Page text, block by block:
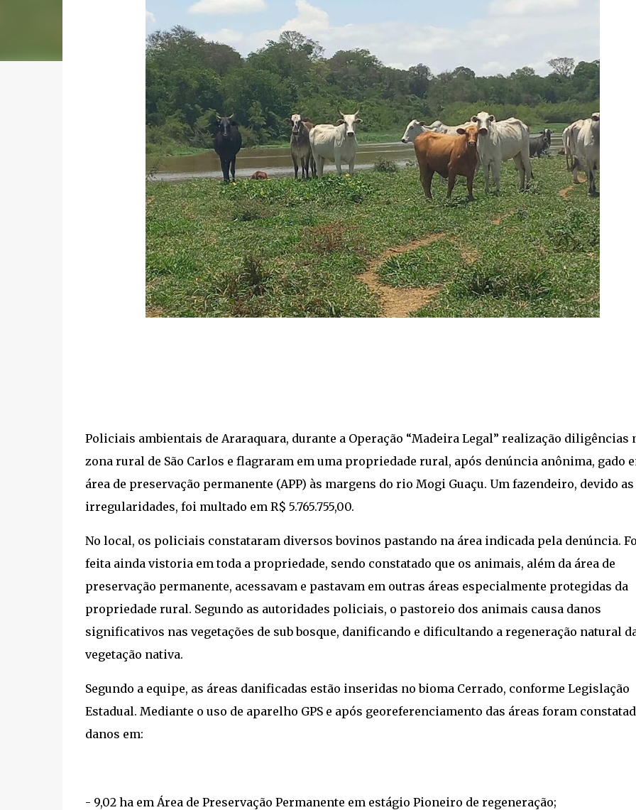
Policiais ambientais de Araraquara, durante a Operação “Madeira Legal” realização diligências
zona rural de São Carlos e flagraram em uma propriedade rural, após denúncia anônima, gado
área de preservação permanente (APP) às margens do rio Mogi Guaçu. Um fazendeiro, devido as
irregularidades, foi multado em R$ 5.765.755,00.
No local, os policiais constataram diversos bovinos pastando na área indicada pela denúncia.
feita ainda vistoria em toda a propriedade, sendo constatado que os animais, além da área de
preservação permanente, acessavam e pastavam em outras áreas especialmente protegidas da
propriedade rural. Segundo as autoridades policiais, o pastoreio dos animais causa danos
significativos nas vegetações de sub bosque, danificando e dificultando a regeneração natural
vegetação nativa.
Segundo a equipe, as áreas danificadas estão inseridas no bioma Cerrado, conforme Legislação
Estadual. Mediante o uso de aparelho GPS e após georeferenciamento das áreas foram
danos em:
- 9,02 ha em Área de Preservação Permanente em estágio Pioneiro de regeneração;